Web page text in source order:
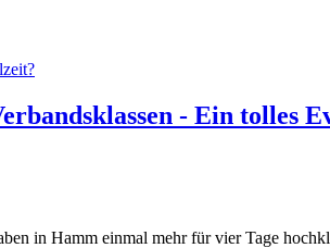
- Ein tolles
in Hamm einmal mehr für vier Tage